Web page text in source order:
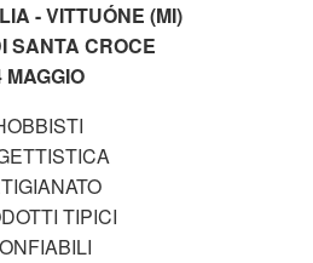
- VITTUÓNE (MI)
SANTA CROCE
MAGGIO
TIPICI